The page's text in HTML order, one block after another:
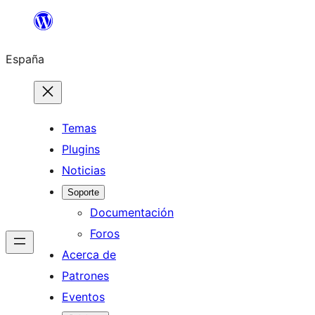
Saltar
contenido
España
Temas
Plugins
Noticias
Soporte
Documentación
Foros
Acerca de
Patrones
Eventos